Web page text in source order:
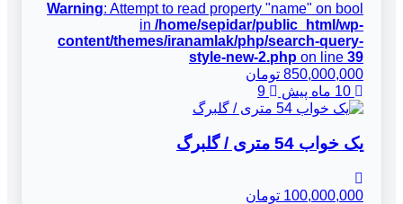
Warning: Attempt to read property "name" on bool
in /home/sepidar/public_html/wp-
content/themes/iranamlak/php/search-query-
style-new-2.php on line 39
850,000,000 تومان
یک خواب 54 متری / گلبرگ
100,000,000 تومان